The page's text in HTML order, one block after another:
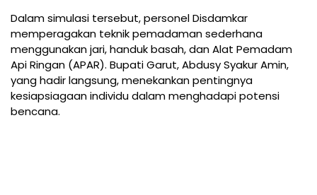
Dalam simulasi tersebut, personel Disdamkar
memperagakan teknik pemadaman sederhana
menggunakan jari, handuk basah, dan Alat Pemadam
Api Ringan (APAR). Bupati Garut, Abdusy Syakur Amin,
yang hadir langsung, menekankan pentingnya
kesiapsiagaan individu dalam menghadapi potensi
bencana.